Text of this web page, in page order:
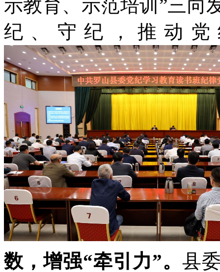
示教育、示范培训”三向
纪、守纪，推动
数，增强“牵引力”。县